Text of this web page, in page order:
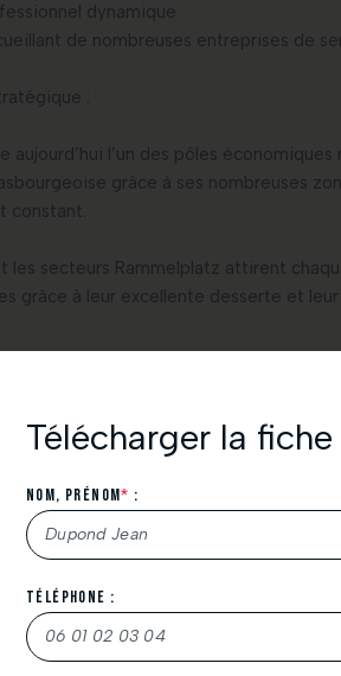
dynamique
de nombreuses entreprises de
:
l’un des pôles économiques
grâce à ses nombreuses
constant.
les secteurs Rammelplatz attirent
grâce à leur excellente desserte et
libérales
et bureaux flexibles
les entreprises :
excellente opportunité pour une
Télécharger la fiche
Nom, Prénom* :
Téléphone :
Nous vous remercions de votre
N’hésitez pas à consulter également